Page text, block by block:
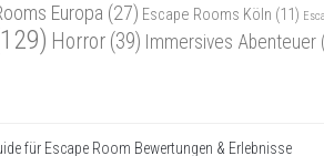
Europa (27) Escape Rooms Köln (11)
Horror (39) Immersives Abenteuer
für Escape Room Bewertungen & Erlebnisse